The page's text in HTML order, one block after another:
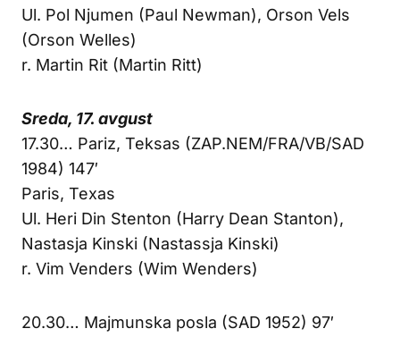
Ul. Pol Njumen (Paul Newman), Orson Vels
(Orson Welles)
r. Martin Rit (Martin Ritt)
Sreda, 17. avgust
17.30… Pariz, Teksas (ZAP.NEM/FRA/VB/SAD
1984) 147′
Paris, Texas
Ul. Heri Din Stenton (Harry Dean Stanton),
Nastasja Kinski (Nastassja Kinski)
r. Vim Venders (Wim Wenders)
20.30… Majmunska posla (SAD 1952) 97′